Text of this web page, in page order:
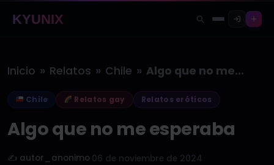
KYUNIX
Inicio » Relatos » Chile » Algo que no me esperaba
Chile Relatos gay Relatos eróticos
Algo que no me esperaba
✍️ autor_anonimo 06 de noviembre de 2024